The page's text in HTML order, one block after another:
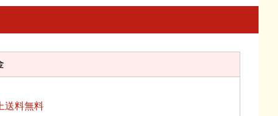
送料無料